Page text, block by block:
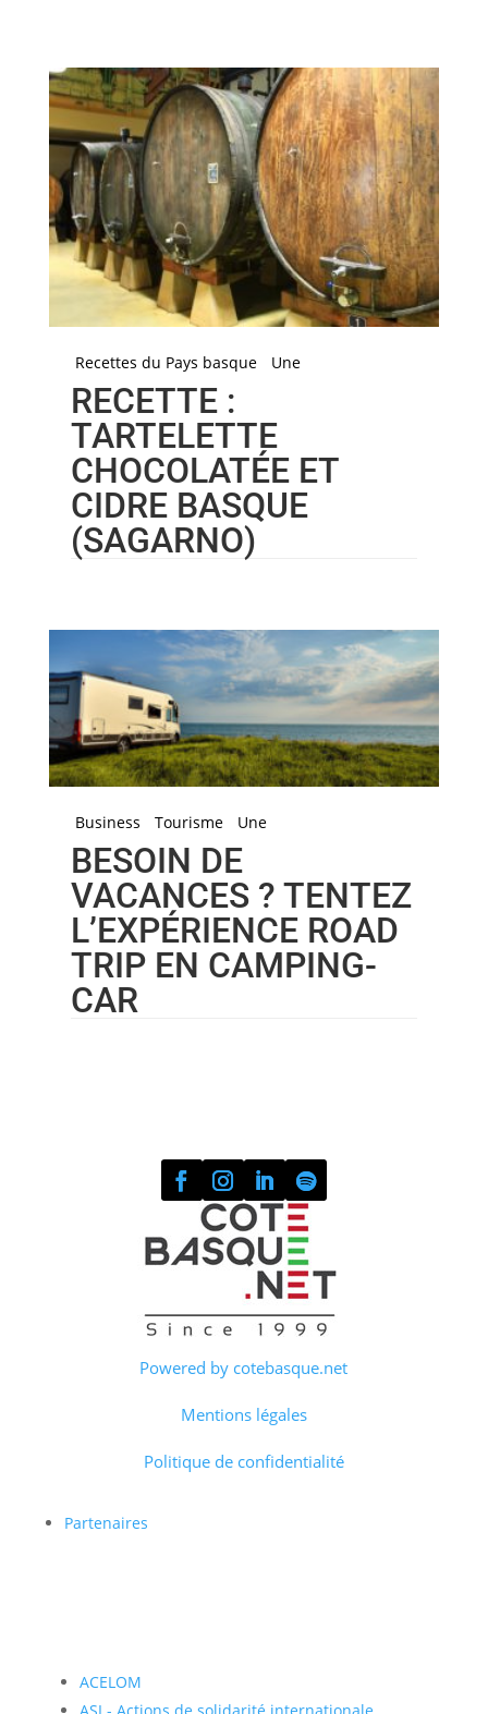
Recettes du Pays basque Une
RECETTE :
TARTELETTE
CHOCOLATÉE ET
CIDRE BASQUE
(SAGARNO)
Business Tourisme Une
BESOIN DE
VACANCES ? TENTEZ
L’EXPÉRIENCE ROAD
TRIP EN CAMPING-
CAR
Powered by cotebasque.net
Mentions légales
Politique de confidentialité
Partenaires
ACELOM